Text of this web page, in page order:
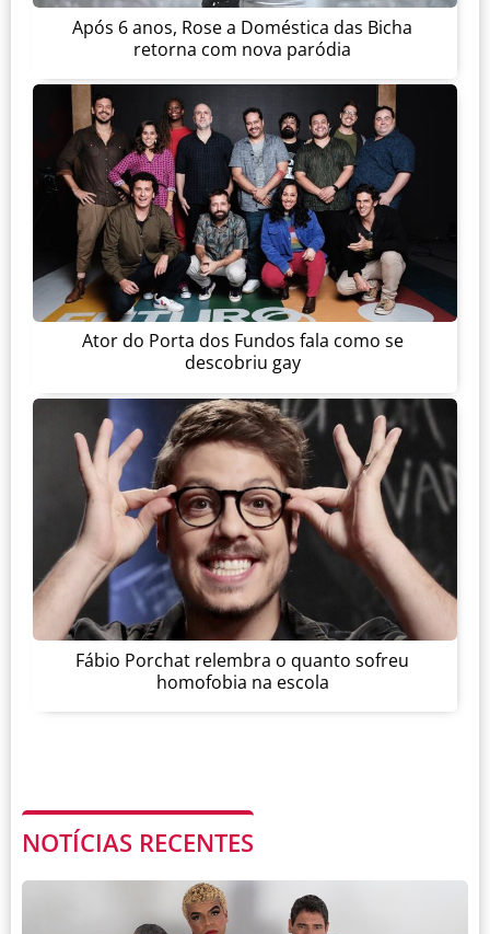
Após 6 anos, Rose a Doméstica das Bicha
retorna com nova paródia
Ator do Porta dos Fundos fala como se
descobriu gay
Fábio Porchat relembra o quanto sofreu
homofobia na escola
NOTÍCIAS RECENTES